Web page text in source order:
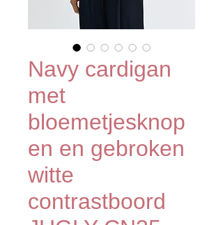
Navy cardigan
met
bloemetjesknop
en en gebroken
witte
contrastboord